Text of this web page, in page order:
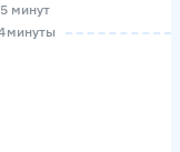
минут
минуты